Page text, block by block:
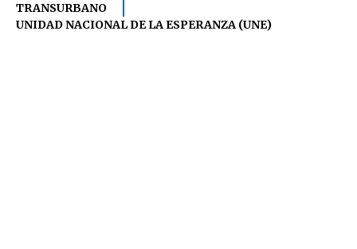
TRANSURBANO
UNIDAD NACIONAL DE LA ESPERANZA (UNE)